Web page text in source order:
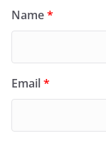
Name*
Email*